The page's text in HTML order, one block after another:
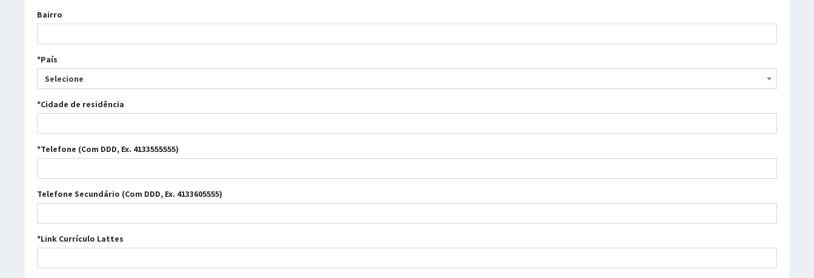
Bairro
*País
Selecione
*Cidade de residência
*Telefone (Com DDD, Ex. 4133555555)
Telefone Secundário (Com DDD, Ex. 4133605555)
*Link Currículo Lattes